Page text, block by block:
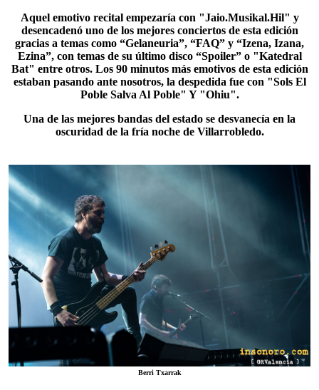
Aquel emotivo recital empezaría con "Jaio.Musikal.Hil" y
desencadenó uno de los mejores conciertos de esta edición
gracias a temas como “Gelaneuria”, “FAQ” y “Izena, Izana,
Ezina”, con temas de su último disco “Spoiler” o "Katedral
Bat" entre otros. Los 90 minutos más emotivos de esta edición
estaban pasando ante nosotros, la despedida fue con "Sols El
Poble Salva Al Poble" Y "Ohiu".
Una de las mejores bandas del estado se desvanecía en la
oscuridad de la fría noche de Villarrobledo.
Berri Txarrak